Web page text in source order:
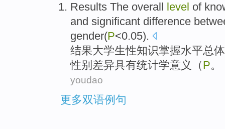
Results The overall level of
and significant difference
gender(P<0.05).
结果大学生性知识掌握水平总体
性别差异具有统计学意义（P。
youdao
更多双语例句